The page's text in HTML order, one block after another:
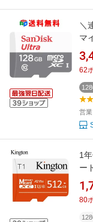
＼
マ
認
送
62
営
1
ー
イ
80